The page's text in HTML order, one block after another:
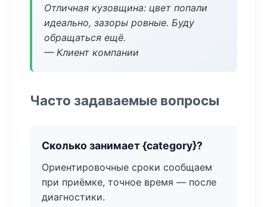
Отличная кузовщина: цвет попали
идеально, зазоры ровные. Буду
обращаться ещё.
— Клиент компании
Часто задаваемые вопросы
Сколько занимает {category}?
Ориентировочные сроки сообщаем
при приёмке, точное время — после
диагностики.